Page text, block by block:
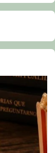
la
2026-
viaje-